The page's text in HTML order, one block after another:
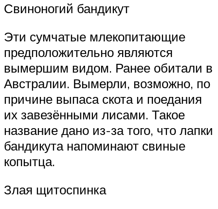
Свиноногий бандикут
Эти сумчатые млекопитающие
предположительно являются
вымершим видом. Ранее обитали в
Австралии. Вымерли, возможно, по
причине выпаса скота и поедания
их завезёнными лисами. Такое
название дано из-за того, что лапки
бандикута напоминают свиные
копытца.
Злая щитоспинка